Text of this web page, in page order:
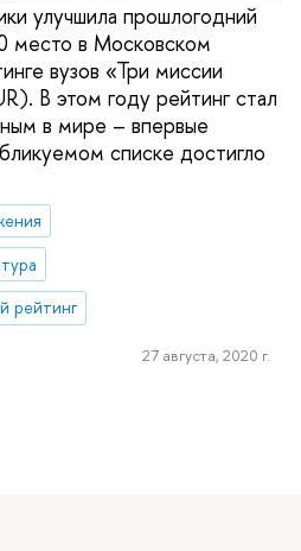
улучшила прошлогодний
место в Московском
вузов «Три миссии
В этом году рейтинг стал
в мире – впервые
списке достигло
рейтинг
27 августа, 2020 г.